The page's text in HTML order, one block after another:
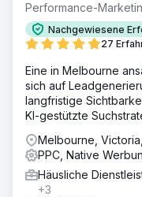
Performance-
Nachgewiesene
27
Eine in Melbourne
sich auf
langfristige
KI-gestützte
Melbourne,
PPC, Native
Häusliche
+3